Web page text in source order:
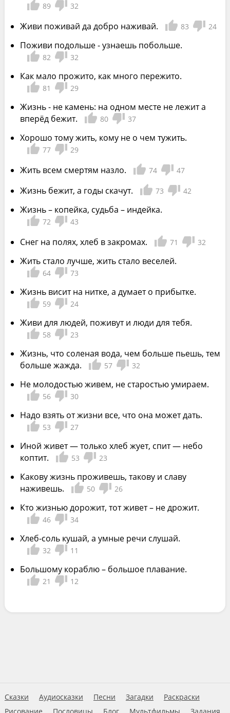
89 32
Живи поживай да добро наживай. 83 24
Поживи подольше - узнаешь побольше.
82 32
Как мало прожито, как много пережито.
81 29
Жизнь - не камень: на одном месте не лежит а
вперёд бежит.
80 37
Хорошо тому жить, кому не о чем тужить.
77 29
Жить всем смертям назло. 74 47
Жизнь бежит, а годы скачут. 73 42
Жизнь – копейка, судьба – индейка.
72 43
Снег на полях, хлеб в закромах. 71 32
Жить стало лучше, жить стало веселей.
64 73
Жизнь висит на нитке, а думает о прибытке.
59 24
Живи для людей, поживут и люди для тебя.
58 23
Жизнь, что соленая вода, чем больше пьешь, тем
больше жажда.
57 32
Не молодостью живем, не старостью умираем.
56 30
Надо взять от жизни все, что она может дать.
53 27
Иной живет — только хлеб жует, спит — небо
коптит.
53 23
Какову жизнь проживешь, такову и славу
наживешь.
50 26
Кто жизнью дорожит, тот живет – не дрожит.
46 34
Хлеб-соль кушай, а умные речи слушай.
32 11
Большому кораблю – большое плавание.
21 12
Сказки Аудиосказки Песни Загадки
Раскраски